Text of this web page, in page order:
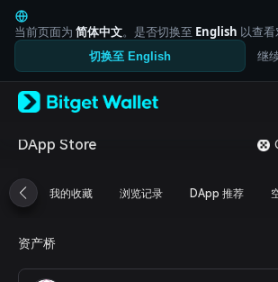
English
日本語
Tiếng Việt
Русский
Español (Latinoamérica)
Türkçe
Français
简体中文
繁體中文
Bahasa Indonesia
ภาษาไทย
العربية
当前页面为 简体中文。是否切换至 English 以查
切换至 English 继
DApp Store
我的收藏 浏览记录 DApp 推荐
资产桥